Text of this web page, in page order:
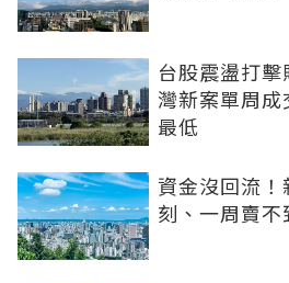
台股震盪打
灣新案單周
最低
資金沒回流
刻、一周賣不